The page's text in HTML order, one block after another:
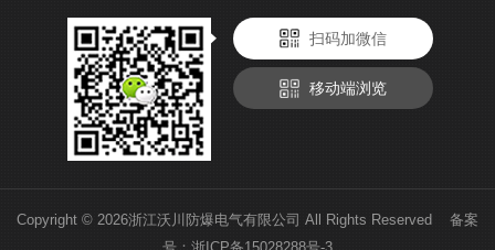
扫码加微信
移动端浏览
Copyright © 2026浙江沃川防爆电气有限公司 All Rights Reserved 备案